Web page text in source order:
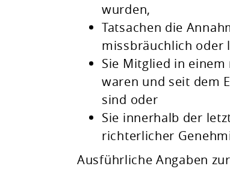
wurden,
Tatsachen die
missbräuchlich oder
Sie Mitglied in
waren und seit dem
sind oder
Sie innerhalb der
richterlicher
Ausführliche Angaben